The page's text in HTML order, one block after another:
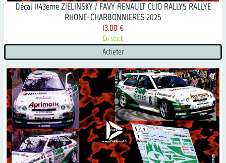
Décal 1/43eme ZIELINSKY / FAVY RENAULT CLIO RALLY5 RALLYE
RHONE-CHARBONNIERES 2025
13.00 €
En stock
Acheter